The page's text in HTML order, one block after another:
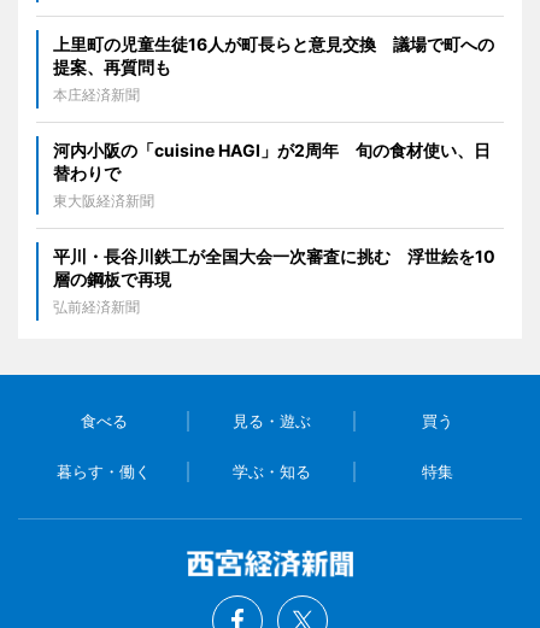
上里町の児童生徒16人が町長らと意見交換 議場で町への
提案、再質問も
本庄経済新聞
河内小阪の「cuisine HAGI」が2周年 旬の食材使い、日
替わりで
東大阪経済新聞
平川・長谷川鉄工が全国大会一次審査に挑む 浮世絵を10
層の鋼板で再現
弘前経済新聞
食べる 見る・遊ぶ 買う
暮らす・働く 学ぶ・知る 特集